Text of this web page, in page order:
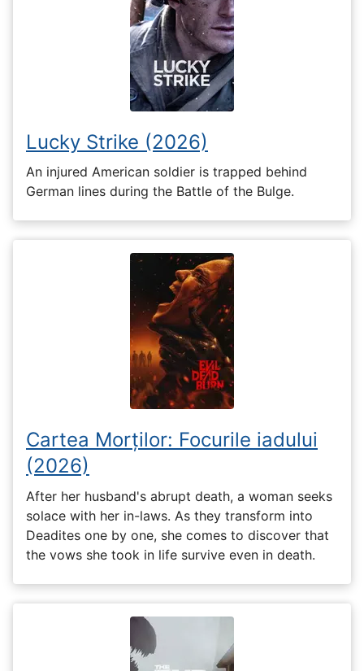
Lucky Strike (2026)
An injured American soldier is trapped behind
German lines during the Battle of the Bulge.
Cartea Morților: Focurile iadului
(2026)
After her husband's abrupt death, a woman seeks
solace with her in-laws. As they transform into
Deadites one by one, she comes to discover that
the vows she took in life survive even in death.